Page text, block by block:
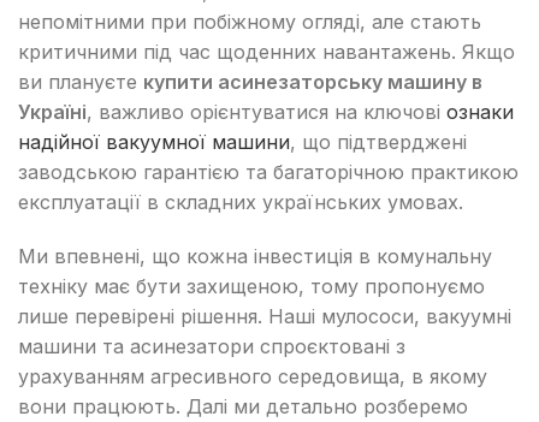
непомітними при побіжному огляді, але стають
критичними під час щоденних навантажень. Якщо
ви плануєте купити асинезаторську машину в
Україні, важливо орієнтуватися на ключові ознаки
надійної вакуумної машини, що підтверджені
заводською гарантією та багаторічною практикою
експлуатації в складних українських умовах.
Ми впевнені, що кожна інвестиція в комунальну
техніку має бути захищеною, тому пропонуємо
лише перевірені рішення. Наші мулососи, вакуумні
машини та асинезатори спроєктовані з
урахуванням агресивного середовища, в якому
вони працюють. Далі ми детально розберемо